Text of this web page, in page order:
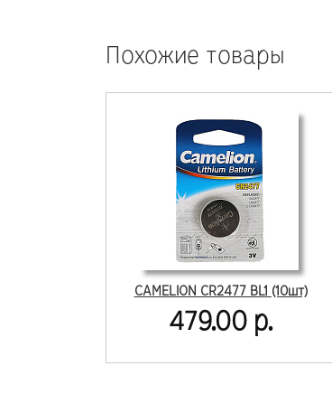
Похожие товары
CAMELION CR2477 BL1 (10шт)
479.00 р.